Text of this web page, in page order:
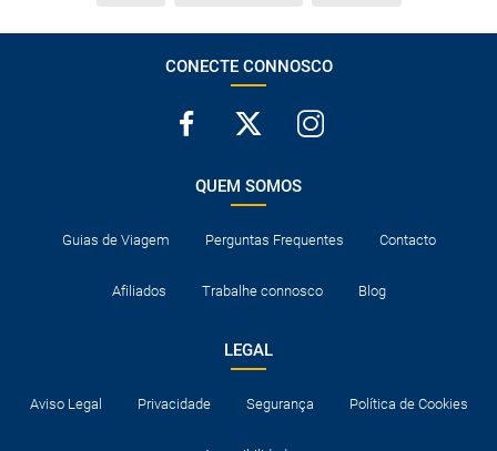
CONECTE CONNOSCO
QUEM SOMOS
Guias de Viagem Perguntas Frequentes Contacto
Afiliados Trabalhe connosco Blog
LEGAL
Aviso Legal Privacidade Segurança Política de Cookies